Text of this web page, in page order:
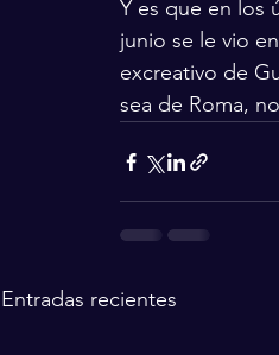
Y es que en los
junio se le vio
excreativo de
sea de Roma,
Entradas recientes